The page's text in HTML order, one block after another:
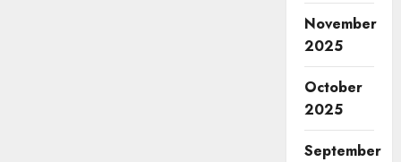
November
2025
October
2025
September